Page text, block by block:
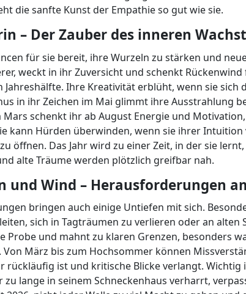
die sanfte Kunst der Empathie so gut wie sie.
– Der Zauber des inneren
für sie bereit, ihre Wurzeln zu stärken und
weckt in ihr Zuversicht und schenkt
Ihre Kreativität erblüht, wenn sie sich
in ihr Zeichen im Mai glimmt ihre Ausstrahlung
Mars schenkt ihr ab August Energie und
kann Hürden überwinden, wenn sie ihrer
öffnen. Das Jahr wird zu einer Zeit, in der sie
alte Träume werden plötzlich greifbar nah.
und Wind – Herausforderungen
bringen auch einige Untiefen mit sich.
sich in Tagträumen zu verlieren oder an
Probe und mahnt zu klaren Grenzen, besonders
März bis zum Hochsommer können
rückläufig ist und kritische Blicke verlangt. Wichtig
lange in seinem Schneckenhaus verharrt,